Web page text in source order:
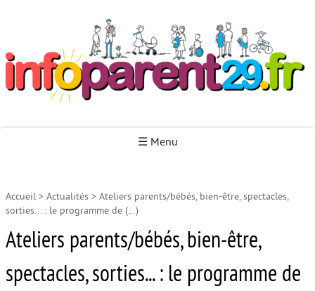
☰ Menu
Accueil
Autour de la petite enfance
Autour de l’enfance
Accueil > Actualités > Ateliers parents/bébés, bien-être, spectacles,
sorties... : le programme de (…)
Ateliers parents/bébés, bien-être,
spectacles, sorties... : le programme de